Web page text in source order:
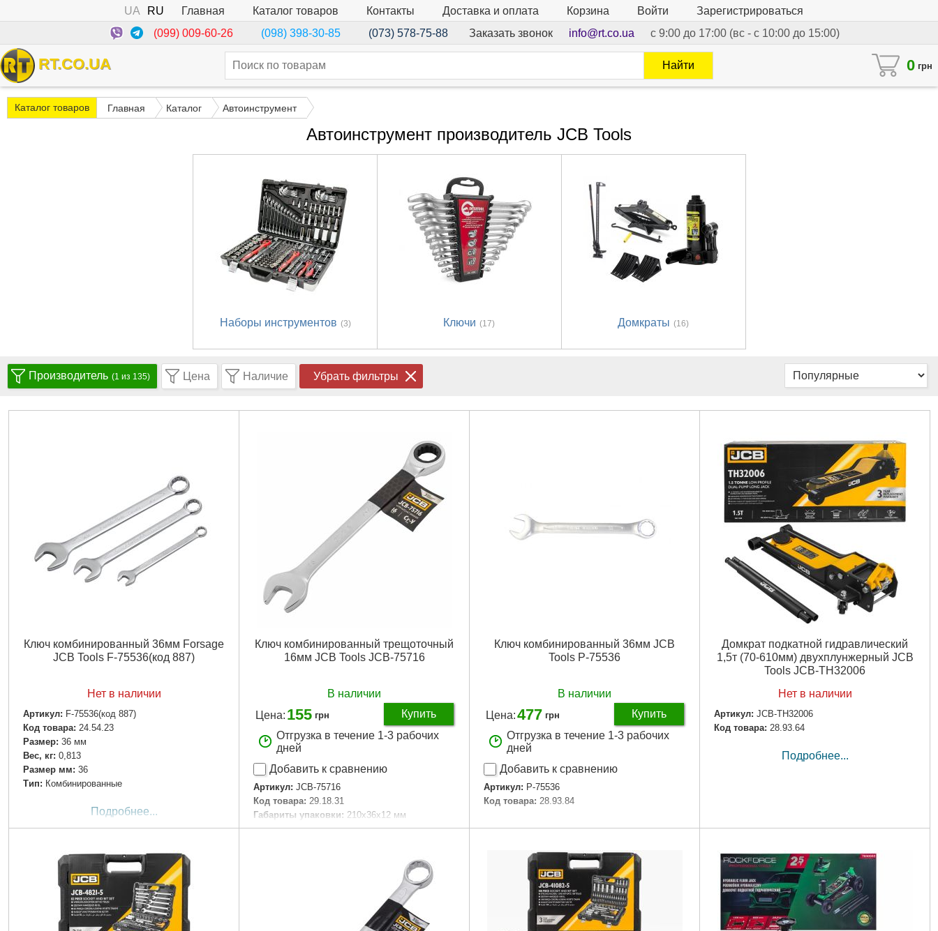
UA RU Главная Каталог товаров Контакты Доставка и оплата Корзина Войти
Зарегистрироваться
(099) 009-60-26
(098) 398-30-85 (073) 578-75-88 Заказать звонок info@rt.co.ua с 9:00 до 17:00 (вс - с 10:00 до 15:00)
RT.CO.UA 0 грн
Найти
Каталог товаров Главная Каталог Автоинструмент
Автоинструмент производитель JCB Tools
Наборы инструментов (3) Ключи (17) Домкраты (16)
Производитель (1 из 135) Цена Наличие Убрать фильтры
Ключ комбинированный 36мм Forsage
JCB Tools F-75536(код 887)
Нет в наличии
Артикул: F-75536(код 887)
Код товара: 24.54.23
Размер: 36 мм
Вес, кг: 0,813
Размер мм: 36
Тип: Комбинированные
Подробнее...
Ключ комбинированный трещоточный
16мм JCB Tools JCB-75716
В наличии
Цена: 155 грн
Купить
Отгрузка в течение 1-3 рабочих
дней
Добавить к сравнению
Артикул: JCB-75716
Код товара: 29.18.31
Габариты упаковки: 210x36x12 мм
Вес брутто: 160 г
Ключ комбинированный 36мм JCB
Tools P-75536
В наличии
Цена:477 грн
Купить
Отгрузка в течение 1-3 рабочих
дней
Добавить к сравнению
Артикул: P-75536
Код товара: 28.93.84
Подробнее...
Домкрат подкатной гидравлический
1,5т (70-610мм) двухплунжерный JCB
Tools JCB-TH32006
Нет в наличии
Артикул: JCB-TH32006
Код товара: 28.93.64
Подробнее...